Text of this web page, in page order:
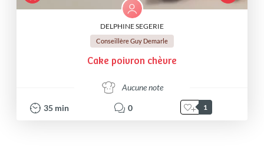
DELPHINE SEGERIE
Conseillère Guy Demarle
Cake poivron chèvre
Aucune note
35 min 0 1